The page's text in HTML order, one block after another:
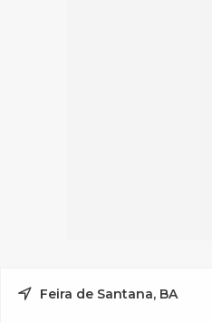
Feira de Santana, BA